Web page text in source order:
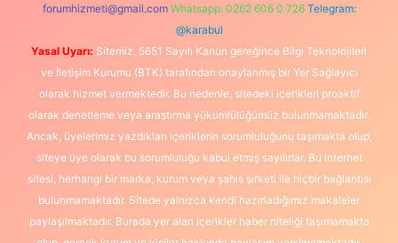
forumhizmeti@gmail.com Whatsapp: 0262 606 0 726 Telegram:
@karabul
Yasal Uyarı: Sitemiz, 5651 Sayılı Kanun gereğince Bilgi Teknolojileri
ve İletişim Kurumu (BTK) tarafından onaylanmış bir Yer Sağlayıcı
olarak hizmet vermektedir. Bu nedenle, sitedeki içerikleri proaktif
olarak denetleme veya araştırma yükümlülüğümüz bulunmamaktadır.
Ancak, üyelerimiz yazdıkları içeriklerin sorumluluğunu taşımakta olup,
siteye üye olarak bu sorumluluğu kabul etmiş sayılırlar. Bu internet
sitesi, herhangi bir marka, kurum veya şahıs şirketi ile hiçbir bağlantısı
bulunmamaktadır. Sitede yalnızca kendi hazırladığımız makaleler
paylaşılmaktadır. Burada yer alan içerikler haber niteliği taşımamakta